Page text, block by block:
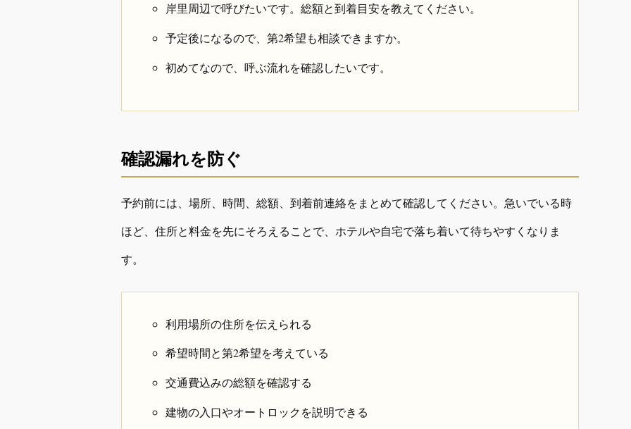
岸里周辺で呼びたいです。総額と到着目安を教えてください。
予定後になるので、第2希望も相談できますか。
初めてなので、呼ぶ流れを確認したいです。
確認漏れを防ぐ
予約前には、場所、時間、総額、到着前連絡をまとめて確認してください。急いでいる時
ほど、住所と料金を先にそろえることで、ホテルや自宅で落ち着いて待ちやすくなりま
す。
利用場所の住所を伝えられる
希望時間と第2希望を考えている
交通費込みの総額を確認する
建物の入口やオートロックを説明できる